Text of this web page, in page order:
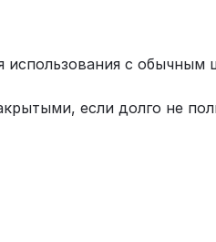
с
если долго не